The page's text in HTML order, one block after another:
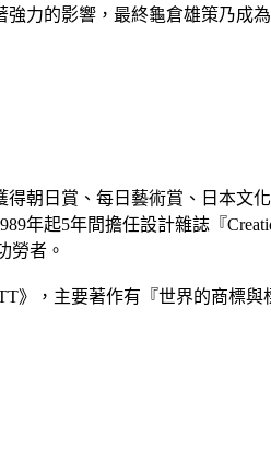
力的影響，最終龜倉雄策乃成
朝日賞、每日藝術賞、日本
年起5年間擔任設計雜誌『
勞者。
》，主要著作有『世界的商標